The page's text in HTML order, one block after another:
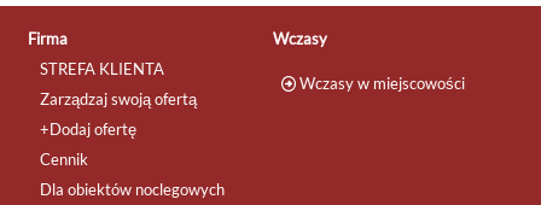
Firma
STREFA KLIENTA
Zarządzaj swoją ofertą
+Dodaj ofertę
Cennik
Dla obiektów noclegowych
Wczasy
Wczasy w miejscowości